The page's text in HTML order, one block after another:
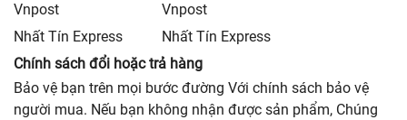
Vnpost
Nhất Tín Express
Vnpost
Nhất Tín Express
Chính sách đổi hoặc trả hàng
Bảo vệ bạn trên mọi bước đường Với chính sách bảo vệ
người mua. Nếu bạn không nhận được sản phẩm, Chúng